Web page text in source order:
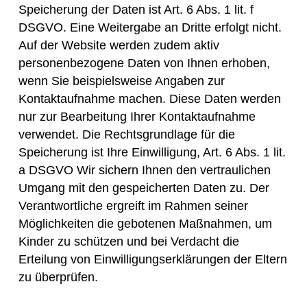
Speicherung der Daten ist Art. 6 Abs. 1 lit. f
DSGVO. Eine Weitergabe an Dritte erfolgt nicht.
Auf der Website werden zudem aktiv
personenbezogene Daten von Ihnen erhoben,
wenn Sie beispielsweise Angaben zur
Kontaktaufnahme machen. Diese Daten werden
nur zur Bearbeitung Ihrer Kontaktaufnahme
verwendet. Die Rechtsgrundlage für die
Speicherung ist Ihre Einwilligung, Art. 6 Abs. 1 lit.
a DSGVO Wir sichern Ihnen den vertraulichen
Umgang mit den gespeicherten Daten zu. Der
Verantwortliche ergreift im Rahmen seiner
Möglichkeiten die gebotenen Maßnahmen, um
Kinder zu schützen und bei Verdacht die
Erteilung von Einwilligungserklärungen der Eltern
zu überprüfen.